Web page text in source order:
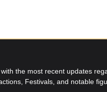
the most recent updates
Festivals, and notable